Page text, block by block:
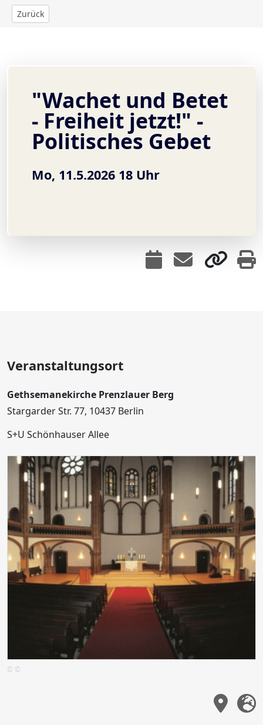
Zurück
"Wachet und Betet
- Freiheit jetzt!" -
Politisches Gebet
Mo, 11.5.2026 18 Uhr
Veranstaltungsort
Gethsemanekirche Prenzlauer Berg
Stargarder Str. 77, 10437 Berlin
S+U Schönhauser Allee
© ©